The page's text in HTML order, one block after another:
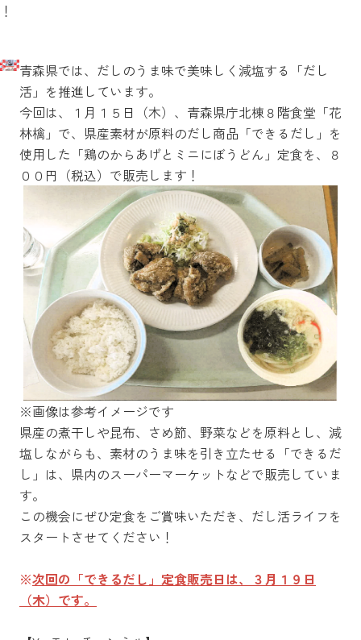
！
青森県では、だしのうま味で美味しく減塩する「だし
活」を推進しています。
今回は、１月１５日（木）、青森県庁北棟８階食堂「花
林檎」で、県産素材が原料のだし商品「できるだし」を
使用した「鶏のからあげとミニにぼうどん」定食を、８
００円（税込）で販売します！
※画像は参考イメージです
県産の煮干しや昆布、さめ節、野菜などを原料とし、減
塩しながらも、素材のうま味を引き立たせる「できるだ
し」は、県内のスーパーマーケットなどで販売していま
す。
この機会にぜひ定食をご賞味いただき、だし活ライフを
スタートさせてください！
※次回の「できるだし」定食販売日は、３月１９日
（木）です。